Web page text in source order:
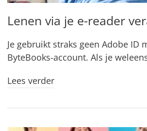
Lenen via je e-reader
Je gebruikt straks geen Adobe ID
ByteBooks-account. Als je
Lees verder